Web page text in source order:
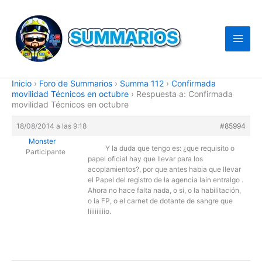
contenido
Inicio › Foro de Summarios › Summa 112 › Confirmada
movilidad Técnicos en octubre › Respuesta a: Confirmada
movilidad Técnicos en octubre
18/08/2014 a las 9:18
#85994
Monster
Participante
Y la duda que tengo es: ¿que requisito o
papel oficial hay que llevar para los
acoplamientos?, por que antes habia que llevar
el Papel del registro de la agencia lain entralgo .
Ahora no hace falta nada, o si, o la habilitación,
o la FP, o el carnet de dotante de sangre que
liiiiiiiiio.